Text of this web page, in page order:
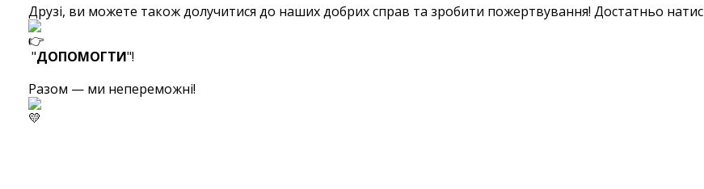
Друзі, ви можете також долучитися до наших добрих справ та зробити пожертвування! Достатньо
"ДОПОМОГТИ"!
Разом — ми непереможні!